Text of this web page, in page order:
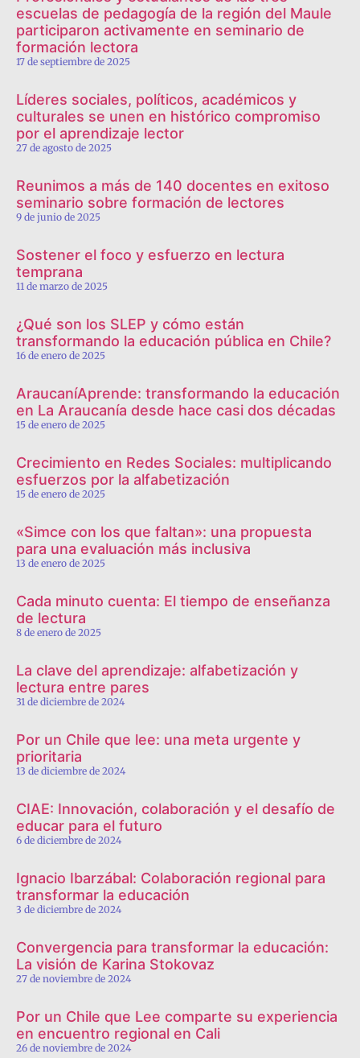
escuelas de pedagogía de la región del Maule
participaron activamente en seminario de
formación lectora
17 de septiembre de 2025
Líderes sociales, políticos, académicos y
culturales se unen en histórico compromiso
por el aprendizaje lector
27 de agosto de 2025
Reunimos a más de 140 docentes en exitoso
seminario sobre formación de lectores
9 de junio de 2025
Sostener el foco y esfuerzo en lectura
temprana
11 de marzo de 2025
¿Qué son los SLEP y cómo están
transformando la educación pública en Chile?
16 de enero de 2025
AraucaníAprende: transformando la educación
en La Araucanía desde hace casi dos décadas
15 de enero de 2025
Crecimiento en Redes Sociales: multiplicando
esfuerzos por la alfabetización
15 de enero de 2025
«Simce con los que faltan»: una propuesta
para una evaluación más inclusiva
13 de enero de 2025
Cada minuto cuenta: El tiempo de enseñanza
de lectura
8 de enero de 2025
La clave del aprendizaje: alfabetización y
lectura entre pares
31 de diciembre de 2024
Por un Chile que lee: una meta urgente y
prioritaria
13 de diciembre de 2024
CIAE: Innovación, colaboración y el desafío de
educar para el futuro
6 de diciembre de 2024
Ignacio Ibarzábal: Colaboración regional para
transformar la educación
3 de diciembre de 2024
Convergencia para transformar la educación:
La visión de Karina Stokovaz
27 de noviembre de 2024
Por un Chile que Lee comparte su experiencia
en encuentro regional en Cali
26 de noviembre de 2024